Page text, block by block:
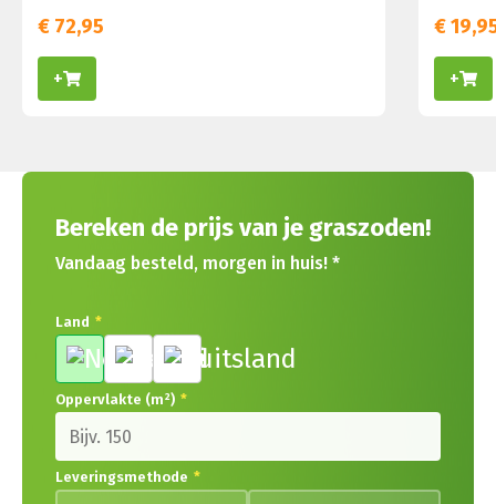
€ 72,95
+
€
+
Bereken de prijs van je graszoden!
Vandaag besteld, morgen in huis! *
Land *
Oppervlakte (m²) *
Leveringsmethode *